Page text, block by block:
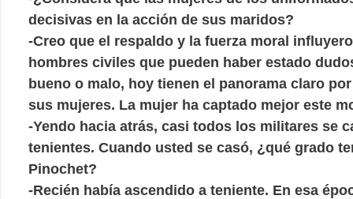
decisivas en la acción de sus maridos?
-Creo que el respaldo y la fuerza moral
hombres civiles que pueden haber estado
bueno o malo, hoy tienen el panorama claro
sus mujeres. La mujer ha captado mejor este
-Yendo hacia atrás, casi todos los militares se
tenientes. Cuando usted se casó, ¿qué grado
Pinochet?
-Recién había ascendido a teniente. En esa